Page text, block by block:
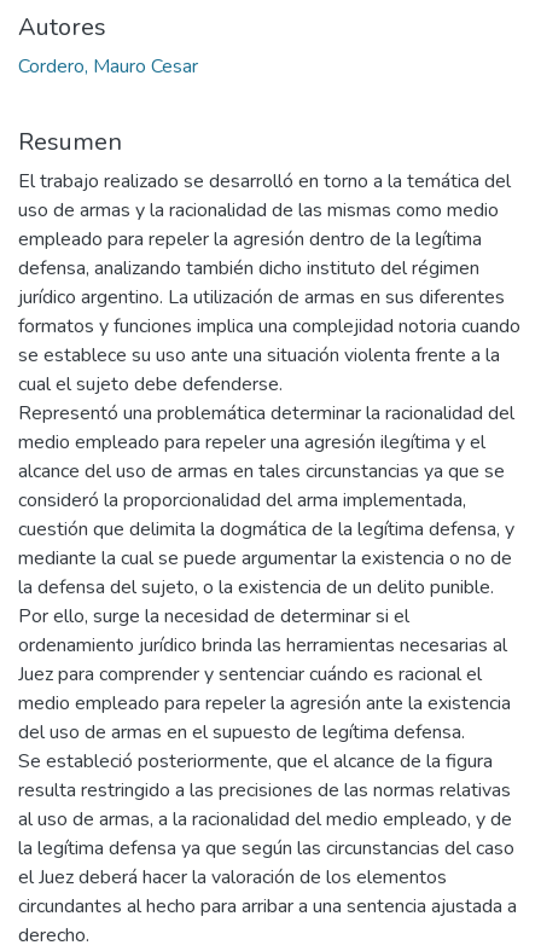
Autores
Cordero, Mauro Cesar
Resumen
El trabajo realizado se desarrolló en torno a la temática del
uso de armas y la racionalidad de las mismas como medio
empleado para repeler la agresión dentro de la legítima
defensa, analizando también dicho instituto del régimen
jurídico argentino. La utilización de armas en sus diferentes
formatos y funciones implica una complejidad notoria cuando
se establece su uso ante una situación violenta frente a la
cual el sujeto debe defenderse.
Representó una problemática determinar la racionalidad del
medio empleado para repeler una agresión ilegítima y el
alcance del uso de armas en tales circunstancias ya que se
consideró la proporcionalidad del arma implementada,
cuestión que delimita la dogmática de la legítima defensa, y
mediante la cual se puede argumentar la existencia o no de
la defensa del sujeto, o la existencia de un delito punible.
Por ello, surge la necesidad de determinar si el
ordenamiento jurídico brinda las herramientas necesarias al
Juez para comprender y sentenciar cuándo es racional el
medio empleado para repeler la agresión ante la existencia
del uso de armas en el supuesto de legítima defensa.
Se estableció posteriormente, que el alcance de la figura
resulta restringido a las precisiones de las normas relativas
al uso de armas, a la racionalidad del medio empleado, y de
la legítima defensa ya que según las circunstancias del caso
el Juez deberá hacer la valoración de los elementos
circundantes al hecho para arribar a una sentencia ajustada a
derecho.